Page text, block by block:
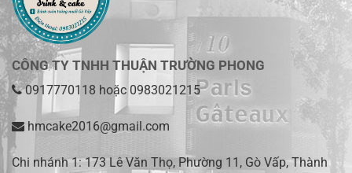
CÔNG TY TNHH THUẬN TRƯỜNG PHONG
0917770118 hoặc 0983021215
hmcake2016@gmail.com
Chi nhánh 1:173 Lê Văn Thọ, Phường 11, Gò Vấp, Thành